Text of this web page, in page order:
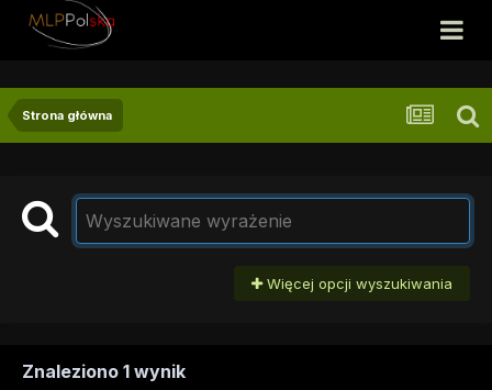
Strona główna
Więcej opcji wyszukiwania
Znaleziono 1 wynik